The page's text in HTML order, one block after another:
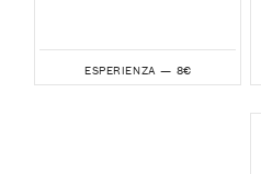
ESPERIENZA — 8€